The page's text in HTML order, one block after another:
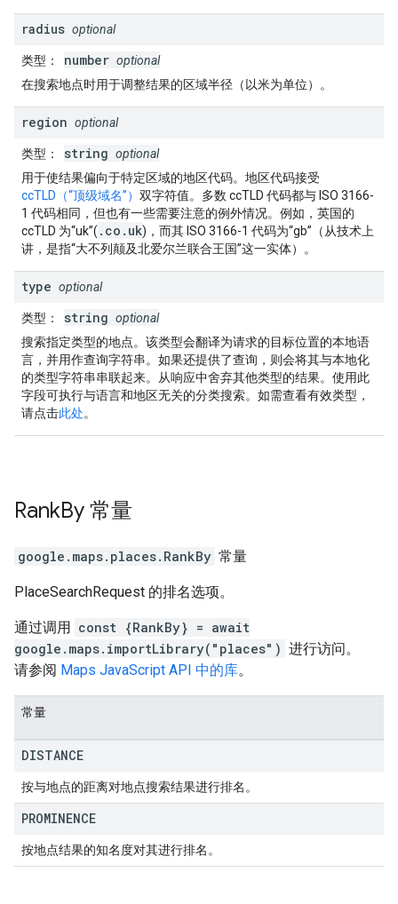
radius optional
类型 ： number optional
在搜索地点时用于调整结果的区域半径（以米为单位）。
region optional
类型 ： string optional
用于使结果偏向于特定区域的地区代码。地区代码接受
ccTLD（“顶级域名”） 双字符值。多数 ccTLD 代码都与 ISO 3166-
1 代码相同，但也有一些需要注意的例外情况。例如，英国的
ccTLD 为“uk”( .co.uk)，而其 ISO 3166-1 代码为“gb”（从技术上
讲，是指“大不列颠及北爱尔兰联合王国”这一实体）。
type optional
类型 ： string optional
搜索指定类型的地点。该类型会翻译为请求的目标位置的本地语
言，并用作查询字符串。如果还提供了查询，则会将其与本地化
的类型字符串串联起来。从响应中舍弃其他类型的结果。使用此
字段可执行与语言和地区无关的分类搜索。如需查看有效类型，
请点击此处。
RankBy 常量
google.maps.places. RankBy 常量
PlaceSearchRequest 的排名选项。
通过调用 const {RankBy} = await
google.maps.importLibrary("places") 进行访问。
请参阅 Maps JavaScript API 中的库。
常量
DISTANCE
按与地点的距离对地点搜索结果进行排名。
PROMINENCE
按地点结果的知名度对其进行排名。